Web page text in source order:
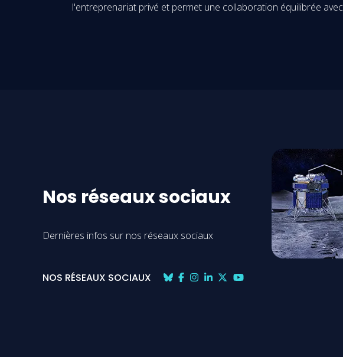
l'entreprenariat privé et permet une collaboration équilibrée
Nos réseaux sociaux
Dernières infos sur nos réseaux sociaux
NOS RÉSEAUX SOCIAUX